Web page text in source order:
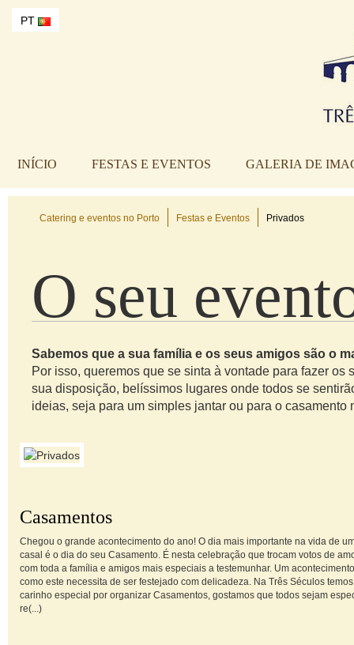
PT
INÍCIO FESTAS E EVENTOS GALERIA DE
Catering e eventos no Porto Festas e Eventos Privados
O seu
Sabemos que a sua família e os seus amigos são o
Por isso, queremos que se sinta à vontade para fazer
sua disposição, belíssimos lugares onde todos se
ideias, seja para um simples jantar ou para o
Casamentos
Chegou o grande acontecimento do ano! O dia mais importante na vida de
casal é o dia do seu Casamento. É nesta celebração que trocam votos de
com toda a família e amigos mais especiais a testemunhar. Um acontecimento
como este necessita de ser festejado com delicadeza. Na Três Séculos
carinho especial por organizar Casamentos, gostamos que todos sejam
re(...)